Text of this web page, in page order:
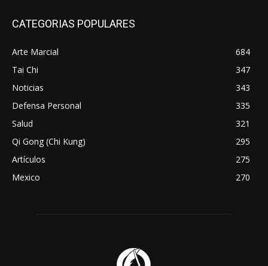
CATEGORIAS POPULARES
Arte Marcial
684
Tai Chi
347
Noticias
343
Defensa Personal
335
Salud
321
Qi Gong (Chi Kung)
295
Artículos
275
Mexico
270